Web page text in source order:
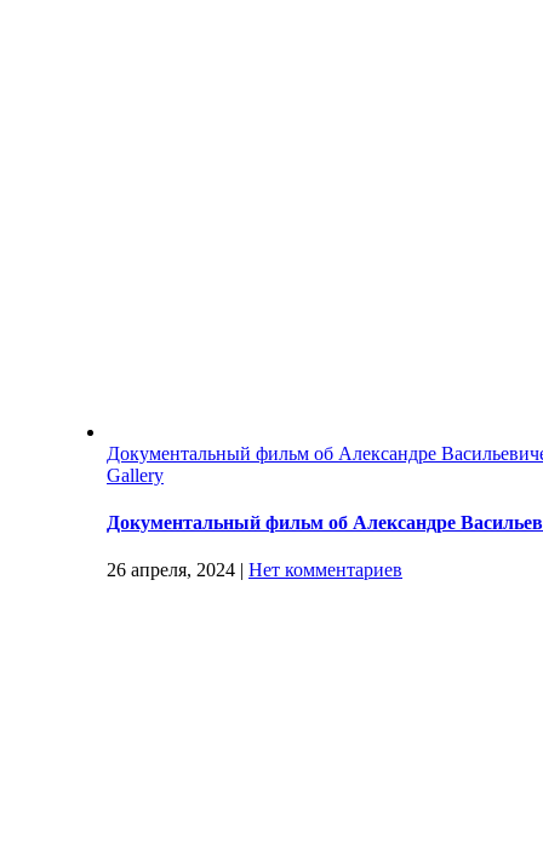
Документальный фильм об Александре
Gallery
Документальный фильм об Александре
26 апреля, 2024 | Нет комментариев